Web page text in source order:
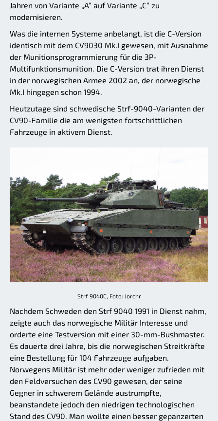
Jahren von Variante „A“ auf Variante „C“ zu
modernisieren.
Was die internen Systeme anbelangt, ist die C-Version
identisch mit dem CV9030 Mk.I gewesen, mit Ausnahme
der Munitionsprogrammierung für die 3P-
Multifunktionsmunition. Die C-Version trat ihren Dienst
in der norwegischen Armee 2002 an, der norwegische
Mk.I hingegen schon 1994.
Heutzutage sind schwedische Strf-9040-Varianten der
CV90-Familie die am wenigsten fortschrittlichen
Fahrzeuge in aktivem Dienst.
Strf 9040C, Foto: Jorchr
Nachdem Schweden den Strf 9040 1991 in Dienst nahm,
zeigte auch das norwegische Militär Interesse und
orderte eine Testversion mit einer 30-mm-Bushmaster.
Es dauerte drei Jahre, bis die norwegischen Streitkräfte
eine Bestellung für 104 Fahrzeuge aufgaben.
Norwegens Militär ist mehr oder weniger zufrieden mit
den Feldversuchen des CV90 gewesen, der seine
Gegner in schwerem Gelände austrumpfte,
beanstandete jedoch den niedrigen technologischen
Stand des CV90. Man wollte einen besser gepanzerten